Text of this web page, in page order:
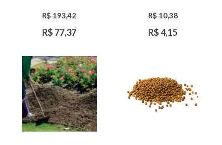
R$ 193,42
R$ 77,37
R$ 10,38
R$ 4,15